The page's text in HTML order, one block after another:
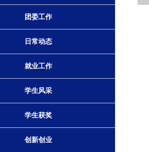
团委工作
日常动态
就业工作
学生风采
学生获奖
创新创业